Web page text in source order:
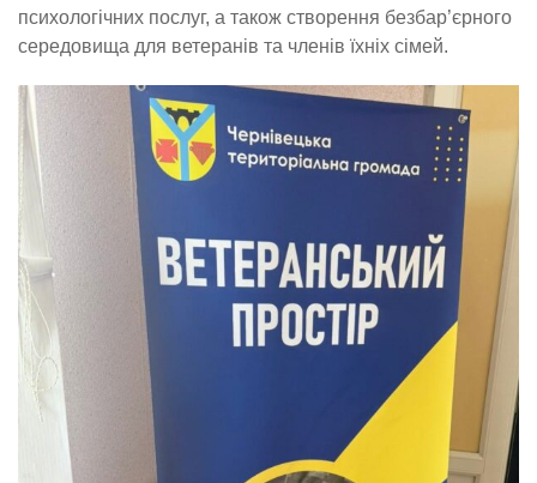
психологічних послуг, а також створення безбар’єрного
середовища для ветеранів та членів їхніх сімей.